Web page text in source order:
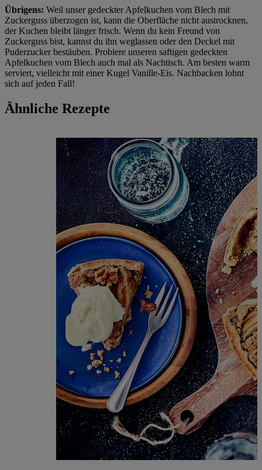
Übrigens: Weil unser gedeckter Apfelkuchen vom Blech mit
Zuckerguss überzogen ist, kann die Oberfläche nicht austrocknen,
der Kuchen bleibt länger frisch. Wenn du kein Freund von
Zuckerguss bist, kannst du ihn weglassen oder den Deckel mit
Puderzucker bestäuben. Probiere unseren saftigen gedeckten
Apfelkuchen vom Blech auch mal als Nachtisch. Am besten warm
serviert, vielleicht mit einer Kugel Vanille-Eis. Nachbacken lohnt
sich auf jeden Fall!
Ähnliche Rezepte